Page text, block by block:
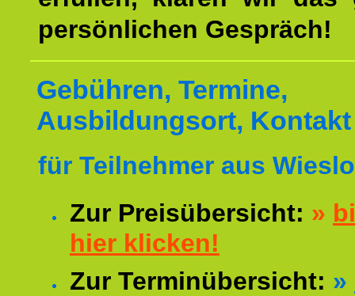
persönlichen Gespräch!
Gebühren, Termine,
Ausbildungsort, Kontakt
für Teilnehmer aus
Zur Preisübersicht: »
hier klicken!
Zur Terminübersicht: »